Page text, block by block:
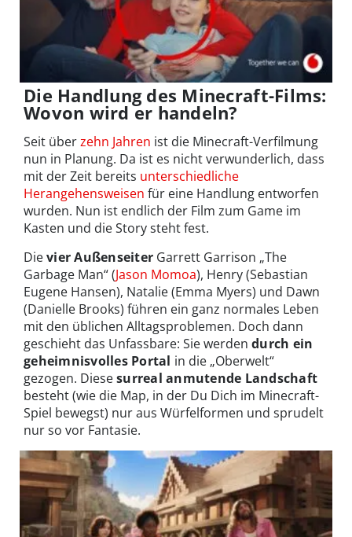
Die Handlung des Minecraft-Films:
Wovon wird er handeln?
Seit überzehn Jahren ist die Minecraft-Verfilmung
nun in Planung. Da ist es nicht verwunderlich, dass
mit der Zeit bereits unterschiedliche
Herangehensweisen für eine Handlung entworfen
wurden. Nun ist endlich der Film zum Game im
Kasten und die Story steht fest.
Dievier Außenseiter Garrett Garrison „The
Garbage Man“ (Jason Momoa), Henry (Sebastian
Eugene Hansen), Natalie (Emma Myers) und Dawn
(Danielle Brooks) führen ein ganz normales Leben
mit den üblichen Alltagsproblemen. Doch dann
geschieht das Unfassbare: Sie werden durch ein
geheimnisvolles Portal in die „Oberwelt“
gezogen. Diesesurreal anmutende Landschaft
besteht (wie die Map, in der Du Dich im Minecraft-
Spiel bewegst) nur aus Würfelformen und sprudelt
nur so vor Fantasie.